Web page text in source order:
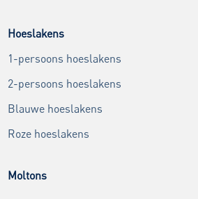
Hoeslakens
1-persoons hoeslakens
2-persoons hoeslakens
Blauwe hoeslakens
Roze hoeslakens
Moltons